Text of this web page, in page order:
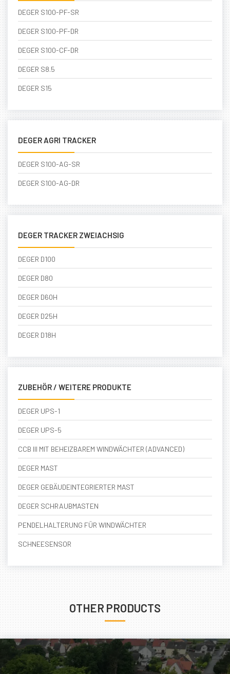
DEGER S100-PF-SR
DEGER S100-PF-DR
DEGER S100-CF-DR
DEGER S8.5
DEGER S15
DEGER AGRI TRACKER
DEGER S100-AG-SR
DEGER S100-AG-DR
DEGER TRACKER ZWEIACHSIG
DEGER D100
DEGER D80
DEGER D60H
DEGER D25H
DEGER D18H
ZUBEHÖR / WEITERE PRODUKTE
DEGER UPS-1
DEGER UPS-5
CCB III MIT BEHEIZBAREM WINDWÄCHTER (ADVANCED)
DEGER MAST
DEGER GEBÄUDEINTEGRIERTER MAST
DEGER SCHRAUBMASTEN
PENDELHALTERUNG FÜR WINDWÄCHTER
SCHNEESENSOR
OTHER PRODUCTS